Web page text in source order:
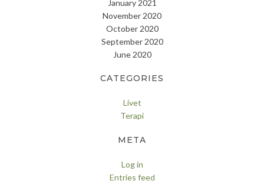
January 2021
November 2020
October 2020
September 2020
June 2020
CATEGORIES
Livet
Terapi
META
Log in
Entries feed